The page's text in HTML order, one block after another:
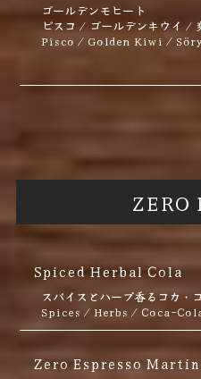
ゴールデンモヒート
ピスコ / ゴールデンキウイ /
Pisco / Golden Kiwi /
ZERO
Spiced Herbal Cola
スパイスとハープ香るコカ・
Spices / Herbs / Coca-
Zero Espresso